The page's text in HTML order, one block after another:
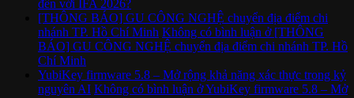
đến với IFA 2026?
[THÔNG BÁO] GU CÔNG NGHỆ chuyển địa điểm chi
nhánh TP. Hồ Chí Minh Không có bình luận ở [THÔNG
BÁO] GU CÔNG NGHỆ chuyển địa điểm chi nhánh TP. Hồ
Chí Minh
YubiKey firmware 5.8 – Mở rộng khả năng xác thực trong kỷ
nguyên AI Không có bình luận ở YubiKey firmware 5.8 – Mở